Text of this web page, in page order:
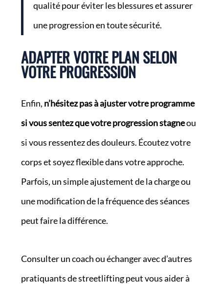
qualité pour éviter les blessures et assurer
une progression en toute sécurité.
ADAPTER VOTRE PLAN SELON
VOTRE PROGRESSION
Enfin, n’hésitez pas à ajuster votre programme
si vous sentez que votre progression stagneou
si vous ressentez des douleurs. Écoutez votre
corps et soyez flexible dans votre approche.
Parfois, un simple ajustement de la charge ou
une modification de la fréquence des séances
peut faire la différence.
Consulter un coach ou échanger avec d’autres
pratiquants de streetlifting peut vous aider à